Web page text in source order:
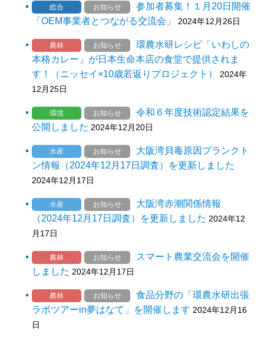
総合 お知らせ
参加者募集！１月20日開催
「OEM事業者とつながる交流会」
2024年12月26日
農林 お知らせ
環農水研レシピ「いわしの
本格カレー」が日本生命本店の食堂で提供されま
す！（ニッセイ×10歳若返りプロジェクト）
2024年
12月25日
環境 お知らせ
令和６年度技術認定結果を
公開しました 2024年12月20日
水産 お知らせ
大阪湾貝毒原因プランクト
ン情報（2024年12月17日調査）を更新しました
2024年12月17日
水産 お知らせ
大阪湾赤潮関係情報
（2024年12月17日調査）を更新しました 2024年12
月17日
農林 お知らせ
スマート農業交流会を開催
しました 2024年12月17日
農林 お知らせ
食品分野の「環農水研出張
ラボツアーin夢はなて」を開催します 2024年12月16
日